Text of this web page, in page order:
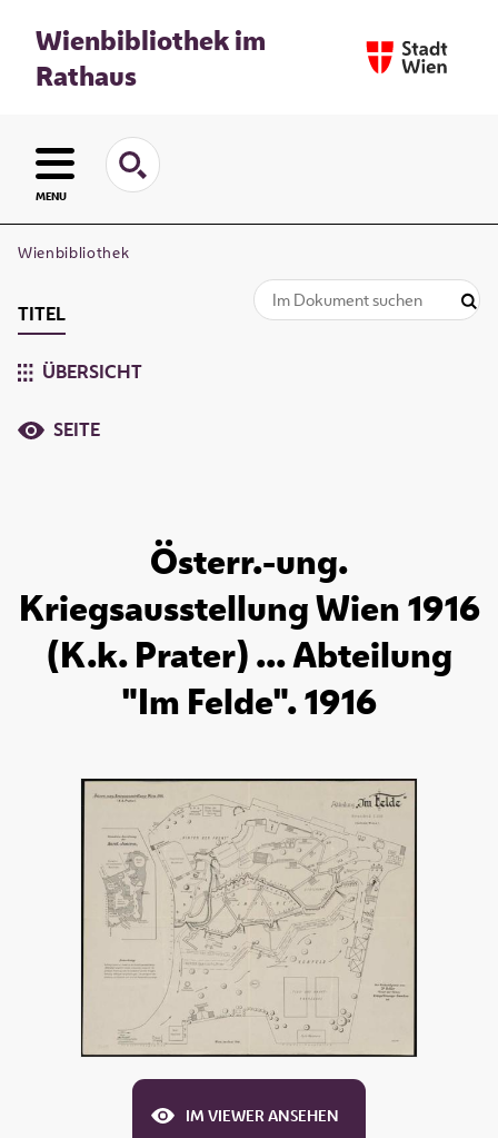
Wienbibliothek im
Rathaus
MENU
Wienbibliothek
TITEL
ÜBERSICHT
SEITE
Österr.-ung.
Kriegsausstellung Wien 1916
(K.k. Prater) ... Abteilung
"Im Felde". 1916
IM VIEWER ANSEHEN